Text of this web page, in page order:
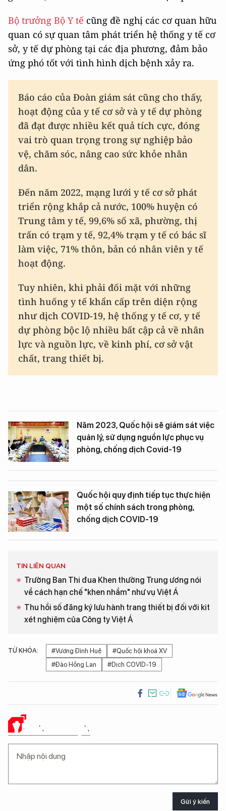
Bộ trưởng Bộ Y tế cũng đề nghị các cơ quan hữu
quan có sự quan tâm phát triển hệ thống y tế cơ
sở, y tế dự phòng tại các địa phương, đảm bảo
ứng phó tốt với tình hình dịch bệnh xảy ra.
Báo cáo của Đoàn giám sát cũng cho thấy,
hoạt động của y tế cơ sở và y tế dự phòng
đã đạt được nhiều kết quả tích cực, đóng
vai trò quan trọng trong sự nghiệp bảo
vệ, chăm sóc, nâng cao sức khỏe nhân
dân.
Đến năm 2022, mạng lưới y tế cơ sở phát
triển rộng khắp cả nước, 100% huyện có
Trung tâm y tế, 99,6% số xã, phường, thị
trấn có trạm y tế, 92,4% trạm y tế có bác sĩ
làm việc, 71% thôn, bản có nhân viên y tế
hoạt động.
Tuy nhiên, khi phải đối mặt với những
tình huống y tế khẩn cấp trên diện rộng
như dịch COVID-19, hệ thống y tế cơ, y tế
dự phòng bộc lộ nhiều bất cập cả về nhân
lực và nguồn lực, về kinh phí, cơ sở vật
chất, trang thiết bị.
Năm 2023, Quốc hội sẽ giám sát việc
quản lý, sử dụng nguồn lực phục vụ
phòng, chống dịch Covid-19
Quốc hội quy định tiếp tục thực hiện
một số chính sách trong phòng,
chống dịch COVID-19
TIN LIÊN QUAN
Trưởng Ban Thi đua Khen thưởng Trung ương nói
về cách hạn chế "khen nhầm" như vụ Việt Á
Thu hồi số đăng ký lưu hành trang thiết bị đối với kit
xét nghiệm của Công ty Việt Á
TỪ KHÓA: #Vương Đình Huệ
#Quốc hội khoá XV
#Đào Hồng Lan
#Dịch COVID-19
Ý KIẾN CỦA BẠN
Gửi ý kiến